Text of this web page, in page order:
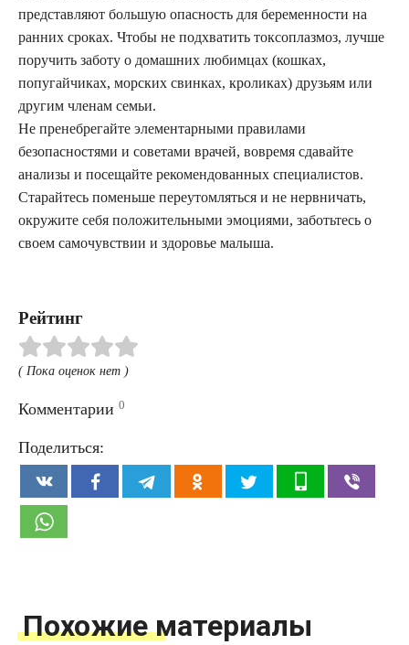
представляют большую опасность для беременности на
ранних сроках. Чтобы не подхватить токсоплазмоз, лучше
поручить заботу о домашних любимцах (кошках,
попугайчиках, морских свинках, кроликах) друзьям или
другим членам семьи.
Не пренебрегайте элементарными правилами
безопасностями и советами врачей, вовремя сдавайте
анализы и посещайте рекомендованных специалистов.
Старайтесь поменьше переутомляться и не нервничать,
окружите себя положительными эмоциями, заботьтесь о
своем самочувствии и здоровье малыша.
Рейтинг
( Пока оценок нет )
Комментарии 0
Поделиться:
Похожие материалы